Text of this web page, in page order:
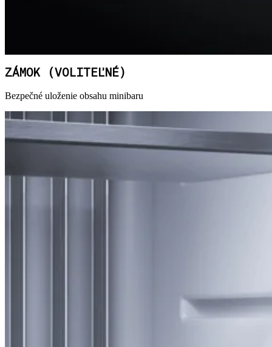
ZÁMOK (VOLITEĽNÉ)
Bezpečné uloženie obsahu minibaru